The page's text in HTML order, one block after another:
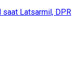
Latsarmil, DPR